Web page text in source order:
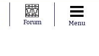
Forum Menu